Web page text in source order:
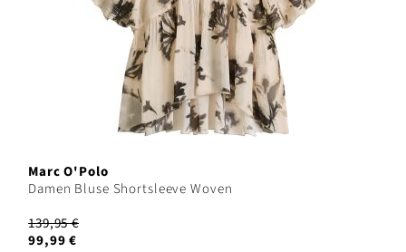
Marc O'Polo
Damen Bluse Shortsleeve Woven
139,95 €
99,99 €